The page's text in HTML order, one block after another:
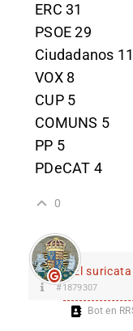
ERC 31
PSOE 29
Ciudadanos 11
VOX 8
CUP 5
COMUNS 5
PP 5
PDeCAT 4
0
El suricata
#1879307
Bot en